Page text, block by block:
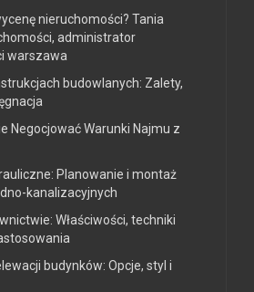
nieruchomości? Tania
administrator
warszawa
budowlanych: Zalety,
Negocjować Warunki Najmu z
Planowanie i montaż
kanalizacyjnych
Właściwości, techniki
budynków: Opcje, styl i